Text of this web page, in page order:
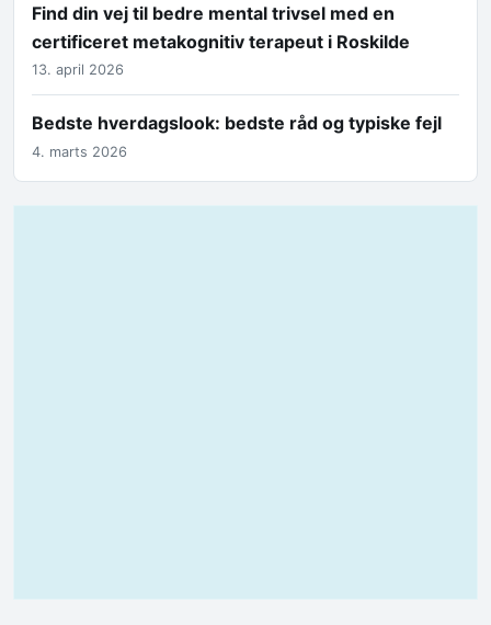
Find din vej til bedre mental trivsel med en
certificeret metakognitiv terapeut i Roskilde
13. april 2026
Bedste hverdagslook: bedste råd og typiske fejl
4. marts 2026